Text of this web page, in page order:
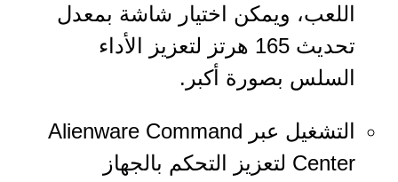
اللعب، ويمكن اختيار شاشة بمعدل
تحديث 165 هرتز لتعزيز الأداء
السلس بصورة أكبر.
التشغيل عبر Alienware Command
Center لتعزيز التحكم بالجهاز